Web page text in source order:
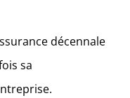
décennale
sa